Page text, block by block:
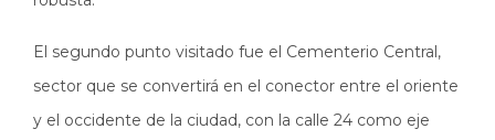
El segundo punto visitado fue el Cementerio Central,
sector que se convertirá en el conector entre el oriente
y el occidente de la ciudad, con la calle 24 como eje